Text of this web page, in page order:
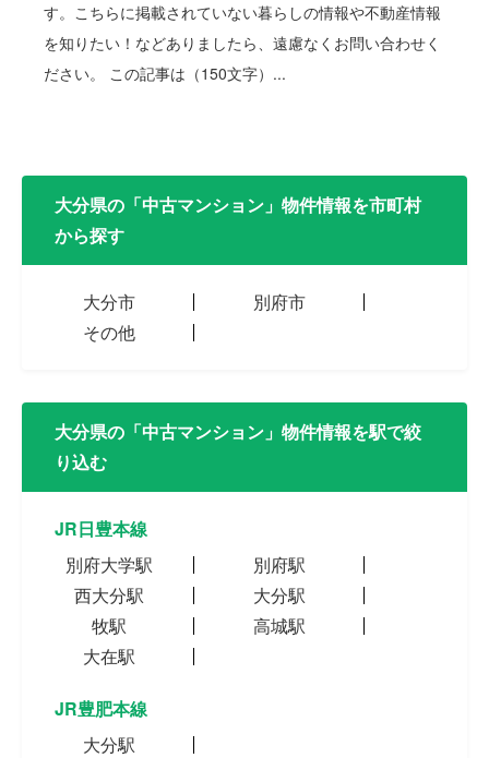
す。こちらに掲載されていない暮らしの情報や不動産情報
を知りたい！などありましたら、遠慮なくお問い合わせく
ださい。 この記事は（150文字）...
大分県の「中古マンション」物件情報を市町村
から探す
大分市
別府市
その他
大分県の「中古マンション」物件情報を駅で絞
り込む
JR日豊本線
別府大学駅
別府駅
西大分駅
大分駅
牧駅
高城駅
大在駅
JR豊肥本線
大分駅